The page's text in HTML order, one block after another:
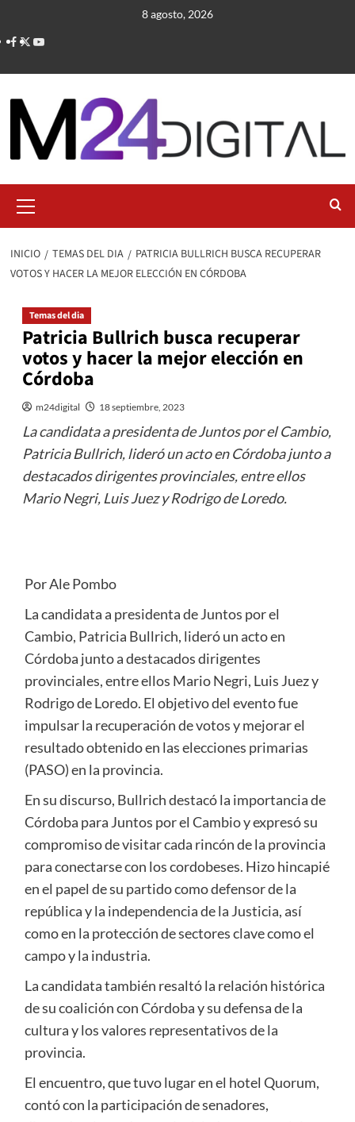
contenido
8 agosto, 2026
primario
INICIO TEMAS DEL DIA
PATRICIA BULLRICH BUSCA RECUPERAR
VOTOS Y HACER LA MEJOR ELECCIÓN EN CÓRDOBA
Temas del dia
Patricia Bullrich busca recuperar
votos y hacer la mejor elección en
Córdoba
m24digital 18 septiembre, 2023
La candidata a presidenta de Juntos por el Cambio,
Patricia Bullrich, lideró un acto en Córdoba junto a
destacados dirigentes provinciales, entre ellos
Mario Negri, Luis Juez y Rodrigo de Loredo.
Por Ale Pombo
La candidata a presidenta de Juntos por el
Cambio, Patricia Bullrich, lideró un acto en
Córdoba junto a destacados dirigentes
provinciales, entre ellos Mario Negri, Luis Juez y
Rodrigo de Loredo. El objetivo del evento fue
impulsar la recuperación de votos y mejorar el
resultado obtenido en las elecciones primarias
(PASO) en la provincia.
En su discurso, Bullrich destacó la importancia de
Córdoba para Juntos por el Cambio y expresó su
compromiso de visitar cada rincón de la provincia
para conectarse con los cordobeses. Hizo hincapié
en el papel de su partido como defensor de la
república y la independencia de la Justicia, así
como en la protección de sectores clave como el
campo y la industria.
La candidata también resaltó la relación histórica
de su coalición con Córdoba y su defensa de la
cultura y los valores representativos de la
provincia.
El encuentro, que tuvo lugar en el hotel Quorum,
contó con la participación de senadores,